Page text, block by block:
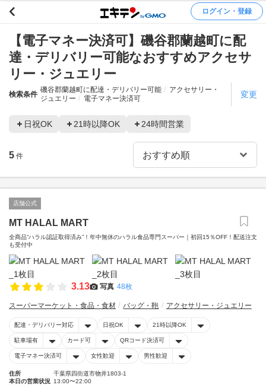
ログイン・登録
【電子マネー決済可】磯谷郡蘭越町に配
達・デリバリー可能なおすすめアクセサ
リー・ジュエリー
検索条件
磯谷郡蘭越町に配達・デリバリー可能
アクセサリー・
ジュエリー
電子マネー決済可 変更
日祝OK 21時以降OK 24時間営業
5 件
店舗公式
MT HALAL MART
全商品“ハラル認証取得済み”！年中無休のハラル食品専門スーパー｜初回15％OFF！配送注文
も受付中
3.13 写真 48枚
スーパーマーケット・食品・食材 バッグ・鞄 アクセサリー・ジュエリー
配達・デリバリー対応 日祝OK 21時以降OK
駐車場有 カード可 QRコード決済可
電子マネー決済可 女性歓迎 男性歓迎
住所
千葉県四街道市物井1803-1
本日の営業状況 13:00〜22:00